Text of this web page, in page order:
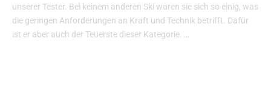
unserer Tester. Bei keinem anderen Ski waren sie sich so einig, was
die geringen Anforderungen an Kraft und Technik betrifft. Dafür
ist er aber auch der Teuerste dieser Kategorie. …